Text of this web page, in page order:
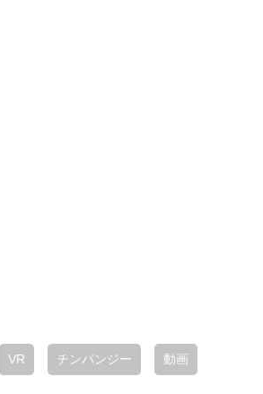
VR チンパンジー 動画